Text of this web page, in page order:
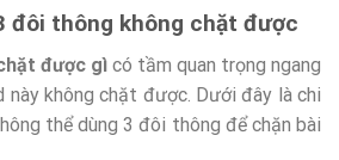
đôi thông không chặt được
được gì có tầm quan trọng ngang
này không chặt được. Dưới đây là chi
thể dùng 3 đôi thông để chặn bài